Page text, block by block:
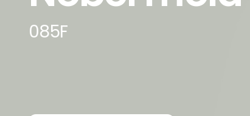
085F